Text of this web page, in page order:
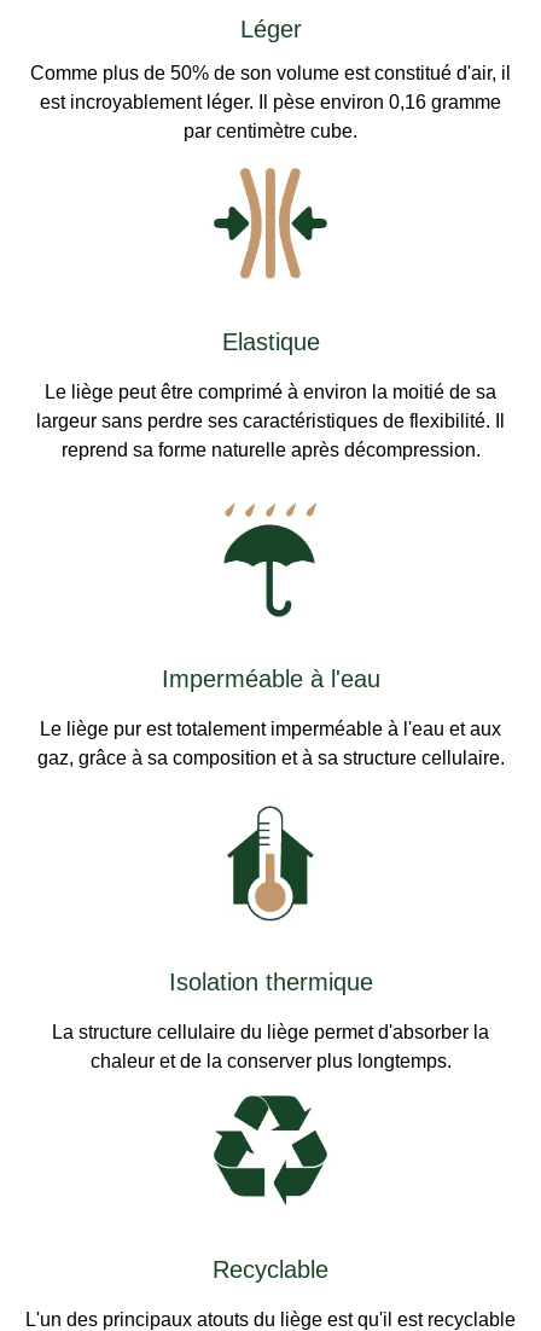
Léger
Comme plus de 50% de son volume est constitué d'air, il
est incroyablement léger. Il pèse environ 0,16 gramme
par centimètre cube.
Elastique
Le liège peut être comprimé à environ la moitié de sa
largeur sans perdre ses caractéristiques de flexibilité. Il
reprend sa forme naturelle après décompression.
Imperméable à l'eau
Le liège pur est totalement imperméable à l'eau et aux
gaz, grâce à sa composition et à sa structure cellulaire.
Isolation thermique
La structure cellulaire du liège permet d'absorber la
chaleur et de la conserver plus longtemps.
Recyclable
L'un des principaux atouts du liège est qu'il est recyclable